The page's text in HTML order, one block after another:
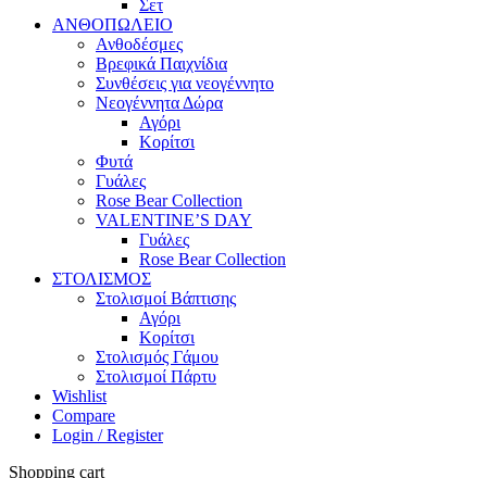
Σετ
ΑΝΘΟΠΩΛΕΙΟ
Ανθοδέσμες
Βρεφικά Παιχνίδια
Συνθέσεις για νεογέννητο
Νεογέννητα Δώρα
Αγόρι
Κορίτσι
Φυτά
Γυάλες
Rose Bear Collection
VALENTINE’S DAY
Γυάλες
Rose Bear Collection
ΣΤΟΛΙΣΜΟΣ
Στολισμοί Βάπτισης
Αγόρι
Κορίτσι
Στολισμός Γάμου
Στολισμοί Πάρτυ
Wishlist
Compare
Login / Register
Shopping cart